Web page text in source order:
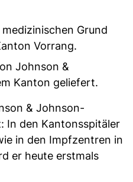
Grund
Vorrang.
Johnson &
Kanton geliefert.
& Johnson-
In den Kantonsspitäler
in den Impfzentren in
er heute erstmals